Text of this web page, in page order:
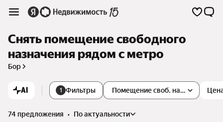
Снять помещение свободного
назначения рядом с метро
Бор
AI 1 Фильтры Помещение своб. назначения
74 предложения •
по актуальности